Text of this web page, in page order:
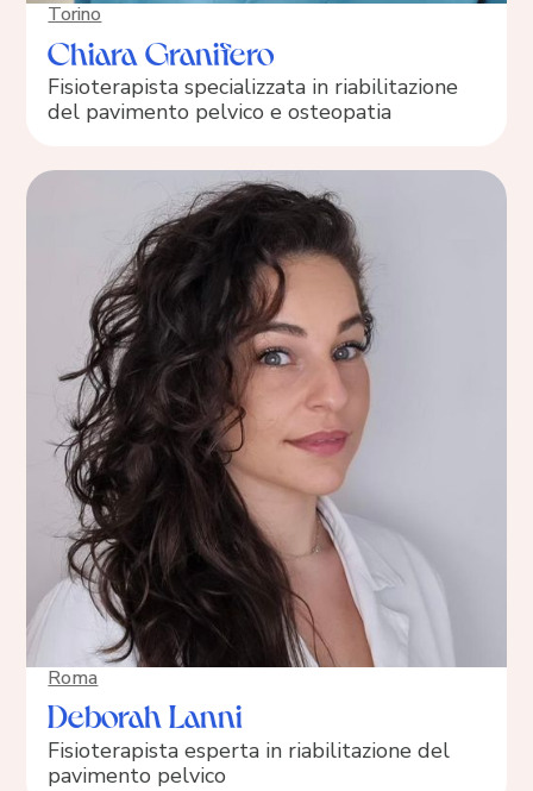
Torino
Chiara Granifero
Fisioterapista specializzata in riabilitazione
del pavimento pelvico e osteopatia
Roma
Deborah Lanni
Fisioterapista esperta in riabilitazione del
pavimento pelvico